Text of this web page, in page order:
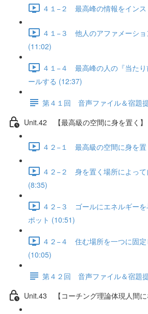
４１−２ 最高峰の情報をイン
４１−３ 他人のアファメーショ
(11:02)
４１−４ 最高峰の人の『当たり
ールする (12:37)
第４１回 音声ファイル＆宿題
Unit.42 【最高級の空間に身を置く】
４２−１ 最高級の空間に身を
４２−２ 身を置く場所によって
(8:35)
４２−３ ゴールにエネルギーを
ポット (10:51)
４２−４ 住む場所を一つに固定
(10:05)
第４２回 音声ファイル＆宿題
Unit.43 【コーチング理論体現人間に